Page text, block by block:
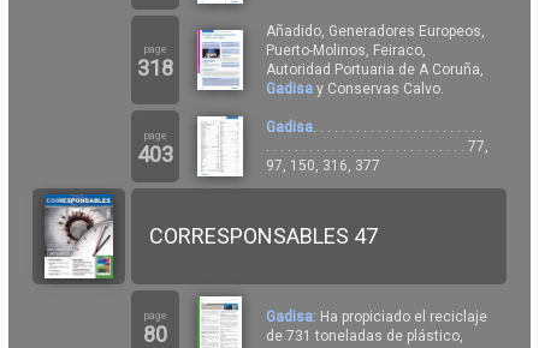
page
318
Añadido, Generadores Europeos,
Puerto-Molinos, Feiraco,
Autoridad Portuaria de A Coruña,
Gadisa y Conservas Calvo.
page
403
Gadisa. . . . . . . . . . . . . . . . . . . . . . . .
. . . . . . . . . . . . . . . . . . . . . . . . . . . . 77,
97, 150, 316, 377
CORRESPONSABLES 47
page
80
Gadisa: Ha propiciado el reciclaje
de 731 toneladas de plástico,